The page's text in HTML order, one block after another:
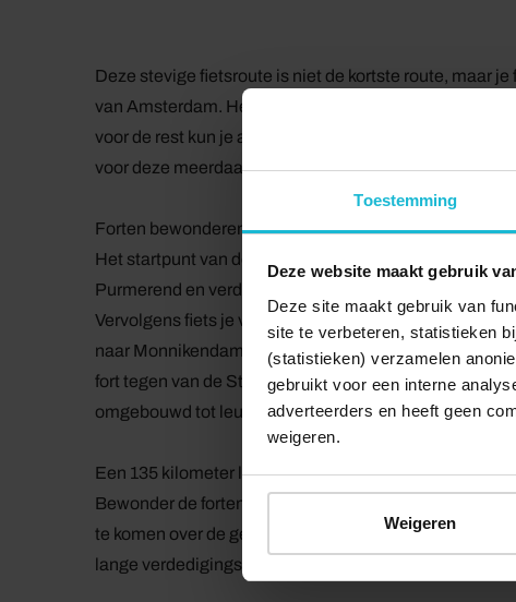
Toestemming
Deze website maakt gebruik
Deze site maakt gebruik van
site te verbeteren, statistieken
(statistieken) verzamelen
gebruikt voor een interne
adverteerders en heeft geen
weigeren.
Weigeren
Deze stevige fietsroute is niet de kortste route, maar
van Amsterdam. Het Fort bij IJmuiden, Fort bij
voor de rest kun je alle forten van deze
voor deze meerdaagse fietsroute en duik in de
Forten bewonderen
Het startpunt van deze route ligt bij het Fort bij Edam
Purmerend en verder naar Beverwijk. Langs de rand
Vervolgens fiets je verder naar Muiden en vanuit daar
naar Monnikendam, Volendam en uiteindelijk weer
fort tegen van de Stelling van Amsterdam. Sommige
omgebouwd tot leuke locaties met allerlei activiteiten.
Een 135 kilometer lange verdedigingslinie
Bewonder de forten van buitenaf en volg waar
te komen over de geschiedenis van deze
lange verdedigingslinie de Stelling van Amsterdam.